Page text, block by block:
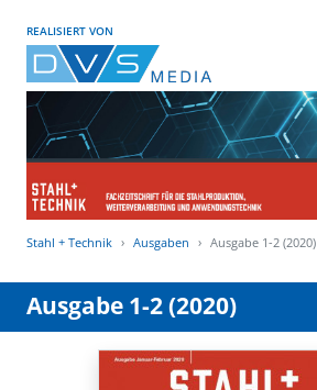
REALISIERT VON
Stahl + Technik Ausgaben Ausgabe 1-2 (2020)
Ausgabe 1-2 (2020)